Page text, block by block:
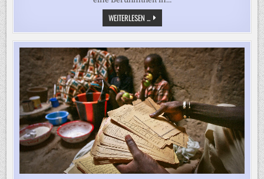
WEITERLESEN ...URGESTEIN
DER
VERLASGBRANCHE:
DER
VOLLBLUTVERLEGER